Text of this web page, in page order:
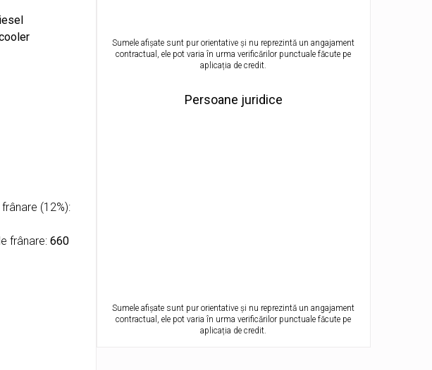
(12%):
frânare:660
Sumele afișate sunt pur orientative și nu reprezintă un angajament
contractual, ele pot varia în urma verificărilor punctuale făcute pe
aplicația de credit.
Persoane juridice
Sumele afișate sunt pur orientative și nu reprezintă un angajament
contractual, ele pot varia în urma verificărilor punctuale făcute pe
aplicația de credit.